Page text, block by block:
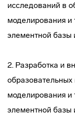
исследований в
моделирования и
элементной базы
2. Разработка и
моделирования и
элементной базы